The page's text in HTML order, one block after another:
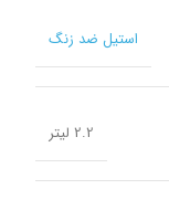
استیل ضد زنگ
2.2 لیتر